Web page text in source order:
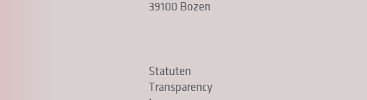
39100 Bozen
Statuten
Transparency